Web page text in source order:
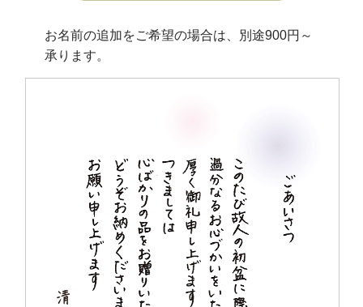
お名前の追加をご希望の場合は、別途900円～
承ります。